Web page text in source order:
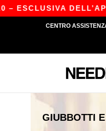
DELL’APP!
CENTRO
GIUBBOTTI